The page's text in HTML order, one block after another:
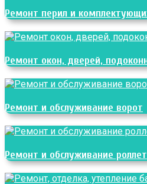
Ремонт перил и
Ремонт окон, дверей,
Ремонт и обслуживание ворот
Ремонт и обслуживание роллет